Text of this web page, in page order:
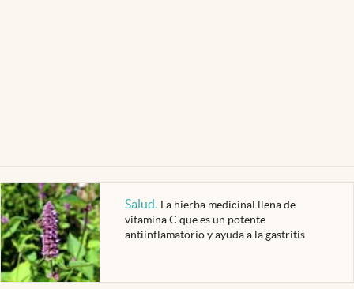
Salud. La hierba medicinal llena de
vitamina C que es un potente
antiinflamatorio y ayuda a la gastritis